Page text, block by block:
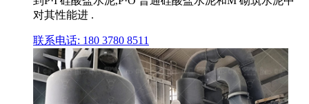
对其性能进 .
联系电话: 180 3780 8511